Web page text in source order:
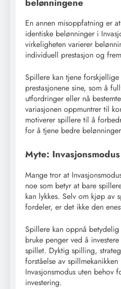
En annen misoppfatning er
identiske belønninger i
virkeligheten varierer
individuell prestasjon og
Spillere kan tjene
prestasjonene sine, som å
utfordringer eller nå
variasjonen oppmuntrer til
motiverer spillere til å
for å tjene bedre
Myte:
Mange tror at
noe som betyr at bare
kan lykkes. Selv om kjøp av
fordeler, er det ikke den
Spillere kan oppnå
bruke penger ved å
spillet. Dyktig spilling,
forståelse av
Invasjonsmodus uten behov
investering.